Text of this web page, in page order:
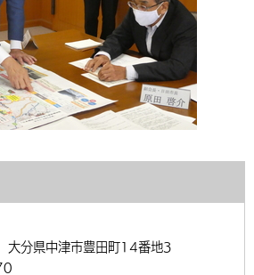
分県中津市豊田町14番地3